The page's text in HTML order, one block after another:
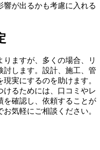
響が出るかも考慮に入れる
ますが、多くの場合、リ
討します。設計、施工、管
実にするのを助けます。
るためには、口コミやレ
を確認し、依頼することが
気軽にご相談ください。